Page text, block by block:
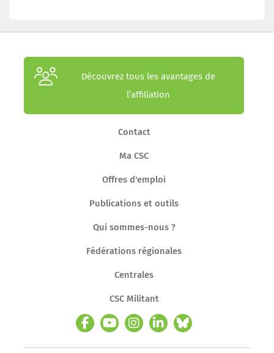
Découvrez tous les avantages de
l’affiliation
Contact
Ma CSC
Offres d'emploi
Publications et outils
Qui sommes-nous ?
Fédérations régionales
Centrales
CSC Militant